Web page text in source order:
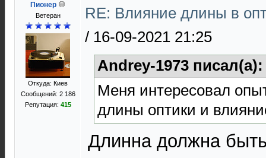
Пионер
Ветеран
Откуда: Киев
Сообщений: 2 186
Репутация: 415
RE: Влияние длины в
/ 16-09-2021 21:25
Andrey-1973
Меня интересовал
длины оптики и
Длинна должна